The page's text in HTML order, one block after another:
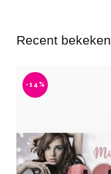
Recent bekeken
-14%